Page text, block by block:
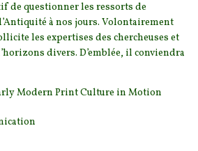
de questionner les ressorts de
à nos jours. Volontairement
les expertises des chercheuses et
divers. D’emblée, il conviendra